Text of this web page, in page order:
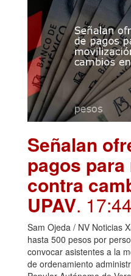
Señalan
pagos
contra
UPAV. 17:44
Sam Ojeda / NV Noticias
hasta 500 pesos por
convocar asistentes a la
de ordenamiento